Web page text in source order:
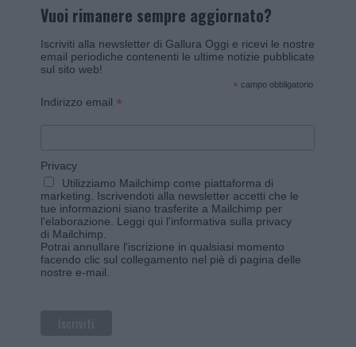
Vuoi rimanere sempre aggiornato?
Iscriviti alla newsletter di Gallura Oggi e ricevi le nostre
email periodiche contenenti le ultime notizie pubblicate
sul sito web!
* campo obbligatorio
Indirizzo email *
Privacy
Utilizziamo Mailchimp come piattaforma di
marketing. Iscrivendoti alla newsletter accetti che le
tue informazioni siano trasferite a Mailchimp per
l'elaborazione. Leggi qui l'informativa sulla privacy
di Mailchimp
Potrai annullare l'iscrizione in qualsiasi momento
facendo clic sul collegamento nel piè di pagina delle
nostre e-mail.